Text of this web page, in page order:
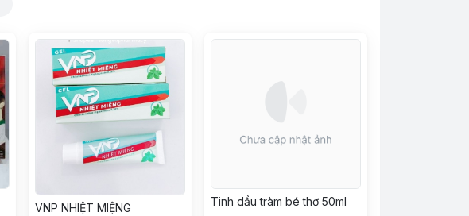
VNP NHIỆT MIỆNG Tinh dầu tràm bé thơ 50ml